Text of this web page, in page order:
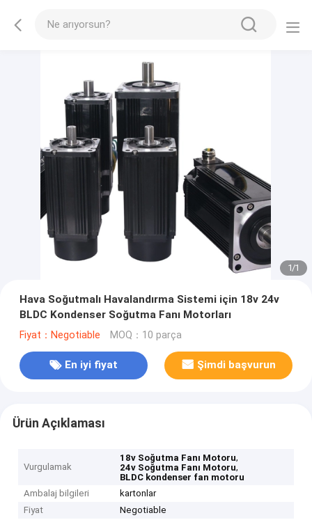
1/1
Hava Soğutmalı Havalandırma Sistemi için 18v 24v
BLDC Kondenser Soğutma Fanı Motorları
Fiyat：Negotiable MOQ：10 parça
En iyi fiyat Şimdi başvurun
Ürün Açıklaması
Vurgulamak
18v Soğutma Fanı Motoru,
24v Soğutma Fanı Motoru,
BLDC kondenser fan motoru
Ambalaj bilgileri
kartonlar
Fiyat
Negotiable